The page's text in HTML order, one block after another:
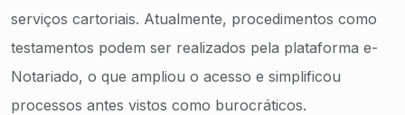
serviços cartoriais. Atualmente, procedimentos como
testamentos podem ser realizados pela plataforma e-
Notariado, o que ampliou o acesso e simplificou
processos antes vistos como burocráticos.